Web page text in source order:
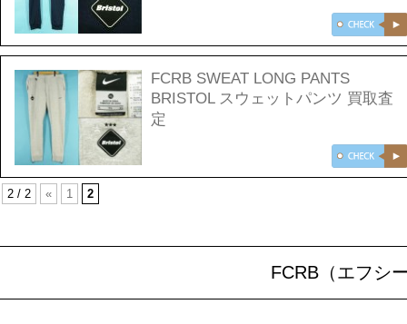
FCRB SWEAT LONG PANTS
BRISTOL スウェットパンツ 買取査
定
2 / 2 « 1 2
FCRB（エフシ